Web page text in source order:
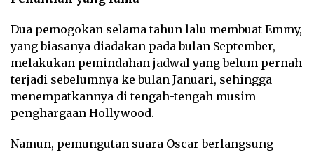
Dua pemogokan selama tahun lalu membuat Emmy,
yang biasanya diadakan pada bulan September,
melakukan pemindahan jadwal yang belum pernah
terjadi sebelumnya ke bulan Januari, sehingga
menempatkannya di tengah-tengah musim
penghargaan Hollywood.
Namun, pemungutan suara Oscar berlangsung